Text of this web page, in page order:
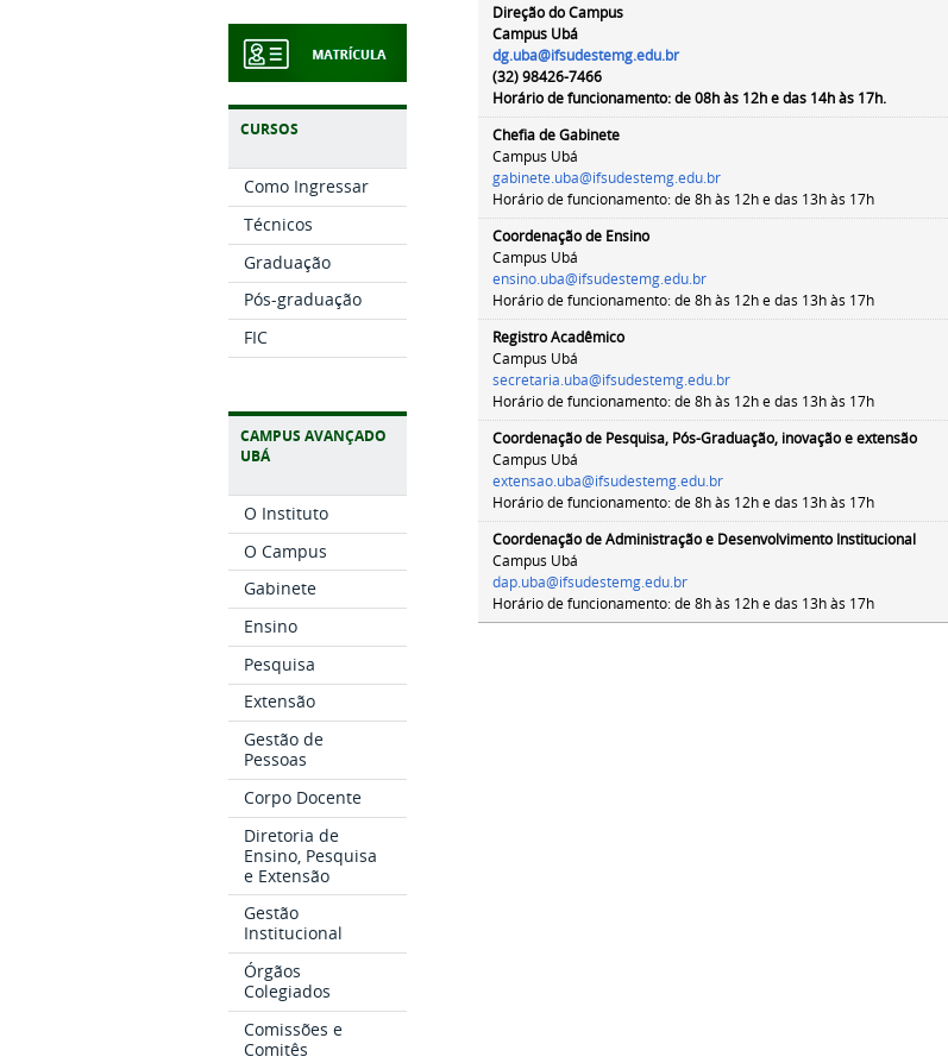
CURSOS
Como Ingressar
Técnicos
Graduação
Pós-graduação
FIC
CAMPUS AVANÇADO
UBÁ
O Instituto
O Campus
Gabinete
Ensino
Pesquisa
Extensão
Gestão de
Pessoas
Corpo Docente
Diretoria de
Ensino, Pesquisa
e Extensão
Gestão
Institucional
Órgãos
Colegiados
Comissões e
Comitês
Direção do Campus
Campus Ubá
dg.uba@ifsudestemg.edu.br
(32) 98426-7466
Horário de funcionamento: de 08h às 12h e das 14h às 17h.
Chefia de Gabinete
Campus Ubá
gabinete.uba@ifsudestemg.edu.br
Horário de funcionamento: de 8h às 12h e das 13h às 17h
Coordenação de Ensino
Campus Ubá
ensino.uba@ifsudestemg.edu.br
Horário de funcionamento: de8h às 12h e das 13h às 17h
Registro Acadêmico
Campus Ubá
secretaria.uba@ifsudestemg.edu.br
Horário de funcionamento: de8h às 12h e das 13h às 17h
Coordenação de Pesquisa, Pós-Graduação, inovação e extensão
Campus Ubá
extensao.uba@ifsudestemg.edu.br
Horário de funcionamento: de8h às 12h e das 13h às 17h
Coordenação de Administração e Desenvolvimento Institucional
Campus Ubá
dap.uba@ifsudestemg.edu.br
Horário de funcionamento: de8h às 12h e das 13h às 17h